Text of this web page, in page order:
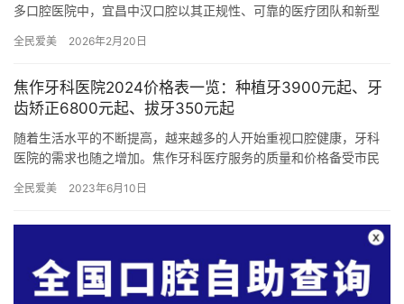
多口腔医院中，宜昌中汉口腔以其正规性、可靠的医疗团队和新型
院资质…
全民爱美 2026年2月20日
焦作牙科医院2024价格表一览：种植牙3900元起、牙
齿矫正6800元起、拔牙350元起
随着生活水平的不断提高，越来越多的人开始重视口腔健康，牙科
医院的需求也随之增加。焦作牙科医疗服务的质量和价格备受市民
390…
全民爱美 2023年6月10日